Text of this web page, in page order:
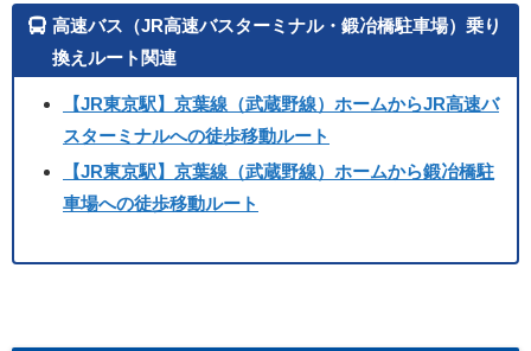
高速バス（JR高速バスターミナル・鍛冶橋駐車場）乗り
換えルート関連
【JR東京駅】京葉線（武蔵野線）ホームからJR高速バ
スターミナルへの徒歩移動ルート
【JR東京駅】京葉線（武蔵野線）ホームから鍛冶橋駐
車場への徒歩移動ルート